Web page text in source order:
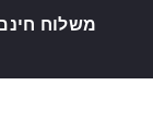
משלוח חינם